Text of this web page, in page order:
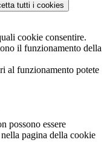
tutti i cookies
cookie consentire.
il funzionamento della
al funzionamento potete
possono essere
pagina della cookie